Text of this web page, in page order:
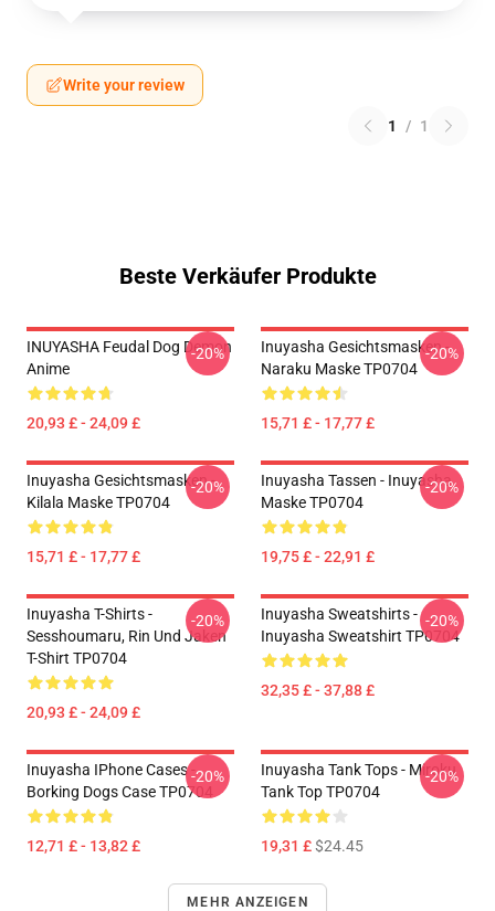
Write your review
1 / 1
Beste Verkäufer Produkte
INUYASHA Feudal Dog Demon
Anime
20,93 £ - 24,09 £
-20%
Inuyasha Gesichtsmasken -
Naraku Maske TP0704
15,71 £ - 17,77 £
-20%
Inuyasha Gesichtsmasken -
Kilala Maske TP0704
15,71 £ - 17,77 £
-20%
Inuyasha Tassen - Inuyasha
Maske TP0704
19,75 £ - 22,91 £
-20%
Inuyasha T-Shirts -
Sesshoumaru, Rin Und Jaken
T-Shirt TP0704
20,93 £ - 24,09 £
-20%
Inuyasha Sweatshirts -
Inuyasha Sweatshirt TP0704
32,35 £ - 37,88 £
-20%
Inuyasha IPhone Cases -
Borking Dogs Case TP0704
12,71 £ - 13,82 £
-20%
Inuyasha Tank Tops - Miroku
Tank Top TP0704
19,31 £$24.45
-20%
MEHR ANZEIGEN